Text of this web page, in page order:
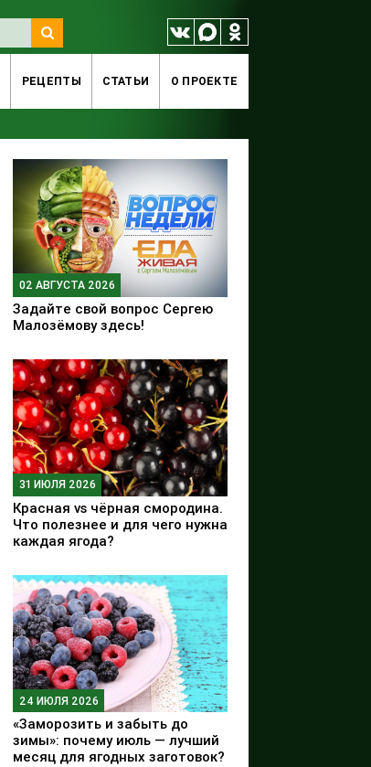
РЕЦЕПТЫ СТАТЬИ O ПРОЕКТЕ
02 АВГУСТА 2026
Задайте свой вопрос Сергею
Малозёмову здесь!
31 ИЮЛЯ 2026
Красная vs чёрная смородина.
Что полезнее и для чего нужна
каждая ягода?
24 ИЮЛЯ 2026
«Заморозить и забыть до
зимы»: почему июль — лучший
месяц для ягодных заготовок?